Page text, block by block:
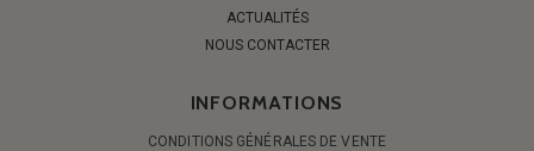
ACTUALITÉS
NOUS CONTACTER
INFORMATIONS
CONDITIONS GÉNÉRALES DE VENTE